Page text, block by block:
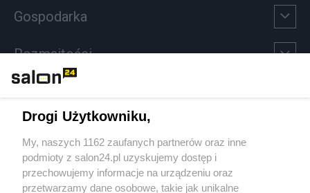
Gospodarka
Rozmaitości
Sport
Społeczeństwo
Drogi Użytkowniku,
My, naszych 1162 zaufanych partnerów oraz inne
podmioty z salon24.pl uzyskujemy dostęp i
przechowujemy informacje na urządzeniu oraz
przetwarzamy dane osobowe, takie jak unikalne